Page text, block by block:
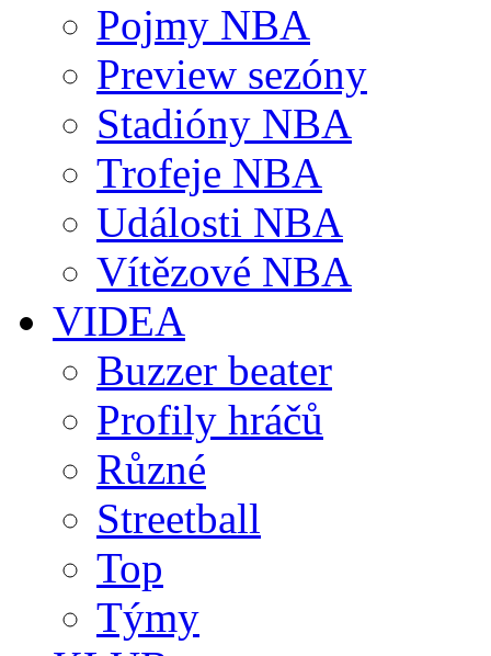
Pojmy NBA
Preview sezóny
Stadióny NBA
Trofeje NBA
Události NBA
Vítězové NBA
VIDEA
Buzzer beater
Profily hráčů
Různé
Streetball
Top
Týmy